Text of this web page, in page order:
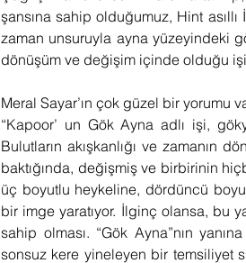
şansına sahip olduğumuz, Hint
zaman unsuruyla ayna yüzeyindeki
dönüşüm ve değişim içinde olduğu
Meral Sayar’ın çok güzel bir yorumu
“Kapoor’ un Gök Ayna adlı işi,
Bulutların akışkanlığı ve zamanın
baktığında, değişmiş ve birbirinin
üç boyutlu heykeline, dördüncü
bir imge yaratıyor. İlginç olansa, bu
sahip olması. “Gök Ayna”nın
sonsuz kere yineleyen bir temsiliyet